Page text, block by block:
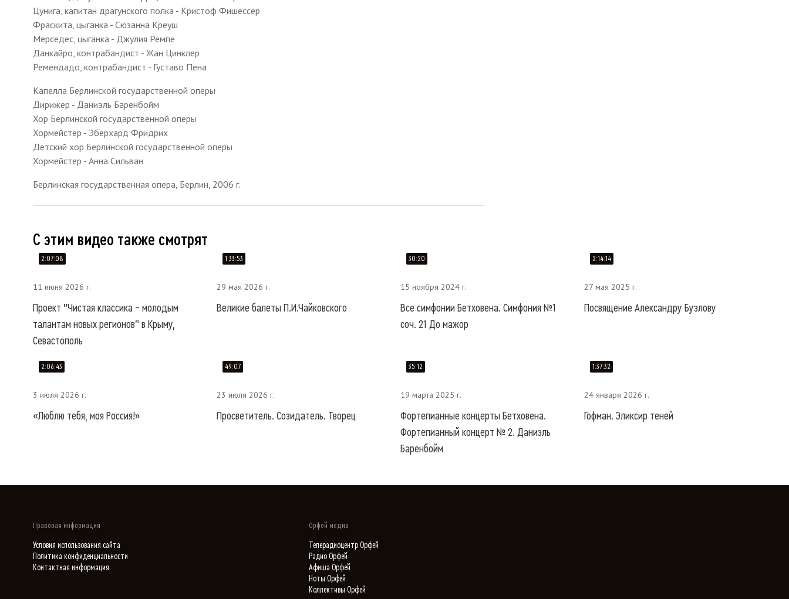
Цунига, капитан драгунского полка - Кристоф Фишессер
Фраскита, цыганка - Сюзанна Креуш
Мерседес, цыганка - Джулия Ремпе
Данкайро, контрабандист - Жан Цинклер
Ремендадо, контрабандист - Густаво Пена
Капелла Берлинской государственной оперы
Дирижер - Даниэль Баренбойм
Хор Берлинской государственной оперы
Хормейстер - Эберхард Фридрих
Детский хор Берлинской государственной оперы
Хормейстер - Анна Сильван
Берлинская государственная опера, Берлин, 2006 г.
С этим видео также смотрят
2:07:08
11 июня 2026 г.
Проект "Чистая классика – молодым
талантам новых регионов" в Крыму,
Севастополь
1:33:53
29 мая 2026 г.
Великие балеты П.И.Чайковского
30:20
15 ноября 2024 г.
Все симфонии Бетховена. Симфония №1
соч. 21 До мажор
2:14:14
27 мая 2025 г.
Посвящение Александру Бузлову
2:06:43
3 июля 2026 г.
«Люблю тебя, моя Россия!»
49:07
23 июля 2026 г.
Просветитель. Созидатель. Творец
35:12
19 марта 2025 г.
Фортепианные концерты Бетховена.
Фортепианный концерт № 2. Даниэль
Баренбойм
1:37:32
24 января 2026 г.
Гофман. Эликсир теней
Орфей медиа
Телерадиоцентр Орфей
Радио Орфей
Афиша Орфей
Ноты Орфей
Коллективы Орфей
Правовая информация
Условия использования сайта
Политика конфиденциальности
Контактная информация